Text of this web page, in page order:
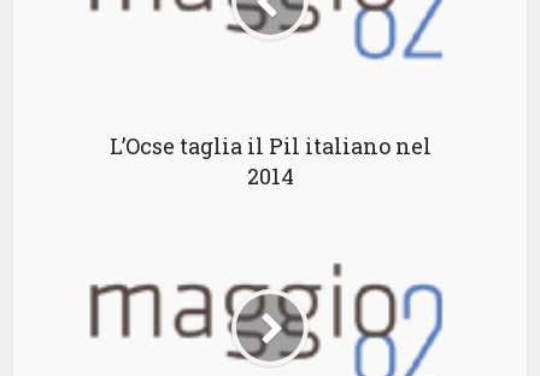
L’Ocse taglia il Pil italiano nel
2014